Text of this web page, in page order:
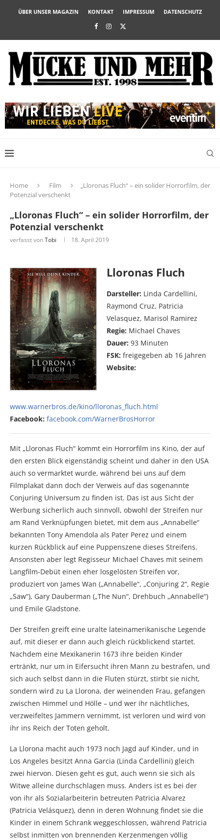
ÜBER UNSER MAGAZIN KONTAKT IMPRESSUM DATENSCHUTZ
Home Film
„Lloronas Fluch“ – ein solider Horrorfilm, der
Potenzial verschenkt
„Lloronas Fluch“ – ein solider Horrorfilm, der
Potenzial verschenkt
verfasst vonTobi 18. April 2019
Lloronas Fluch
Darsteller: Linda Cardellini,
Raymond Cruz, Patricia
Velasquez, Marisol Ramirez
Regie: Michael Chaves
Dauer: 93 Minuten
FSK: freigegeben ab 16 Jahren
Website:
www.warnerbros.de/kino/lloronas_fluch.html
Facebook: facebook.com/WarnerBrosHorror
Mit „Lloronas Fluch“ kommt ein Horrorfilm ins Kino, der auf
den ersten Blick eigenständig scheint und daher in den USA
auch so vermarktet wurde, während bei uns auf dem
Filmplakat dann doch der Verweis auf das sogenannte
Conjuring Universum zu finden ist. Das ist aus Sicht der
Werbung sicherlich auch sinnvoll, obwohl der Streifen nur
am Rand Verknüpfungen bietet, mit dem aus „Annabelle“
bekannten Tony Amendola als Pater Perez und einem
kurzen Rückblick auf eine Puppenszene dieses Streifens.
Ansonsten aber legt Regisseur Michael Chaves mit seinem
Langfilm-Debüt einen eher losgelösten Streifen vor,
produziert von James Wan („Annabelle“, „Conjuring 2“, Regie
„Saw“), Gary Dauberman („The Nun“, Drehbuch „Annabelle“)
und Emile Gladstone.
Der Streifen greift eine uralte lateinamerikanische Legende
auf, mit dieser er dann auch gleich rückblickend startet.
Nachdem eine Mexikanerin 1673 ihre beiden Kinder
ertränkt, nur um in Eifersucht ihren Mann zu bestrafen, und
sich auch selbst dann in die Fluten stürzt, stirbt sie nicht,
sondern wird zu La Llorona, der weinenden Frau, gefangen
zwischen Himmel und Hölle – und wer ihr nächtliches,
verzweifeltes Jammern vernimmt, ist verloren und wird von
ihr ins Reich der Toten geholt.
La Llorona macht auch 1973 noch Jagd auf Kinder, und in
Los Angeles besitzt Anna Garcia (Linda Cardellini) gleich
zwei hiervon. Diesen geht es gut, auch wenn sie sich als
Witwe alleine durchschlagen muss. Anders ist es bei der
von ihr als Sozialarbeiterin betreuten Patricia Alvarez
(Patricia Velásquez), denn in deren Wohnung findet sie die
Kinder in einem Schrank weggeschlossen, während Patricia
selbst inmitten von brennenden Kerzenmengen völlig